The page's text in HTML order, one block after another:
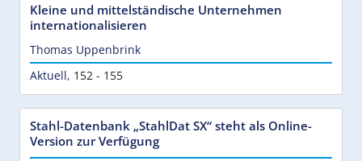
Kleine und mittelständische Unternehmen
internationalisieren
Thomas Uppenbrink
Aktuell, 152 - 155
Stahl-Datenbank „StahlDat SX“ steht als Online-
Version zur Verfügung